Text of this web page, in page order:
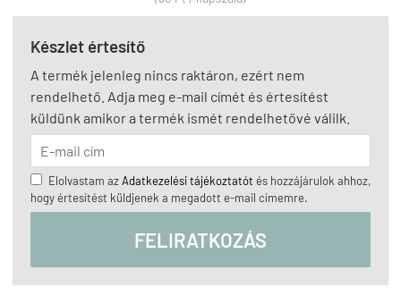
Készlet értesítő
A termék jelenleg nincs raktáron, ezért nem
rendelhető. Adja meg e-mail címét és értesítést
küldünk amikor a termék ismét rendelhetővé válilk.
Elolvastam azAdatkezelési tájékoztatót és hozzájárulok ahhoz,
hogy értesítést küldjenek a megadott e-mail címemre.
FELIRATKOZÁS